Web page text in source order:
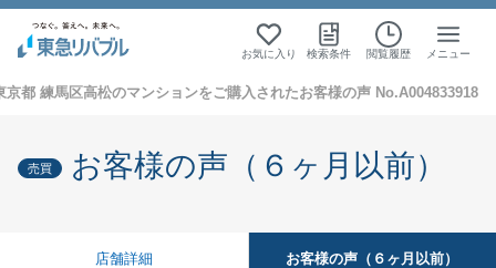
お気に入り 検索条件 閲覧履歴 メニュー
京都 練馬区高松のマンションをご購入されたお客様の声 No.A004833918
売買 お客様の声（６ヶ月以前）
店舗詳細 お客様の声（６ヶ月以前）